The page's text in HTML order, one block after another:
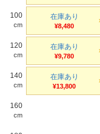
100
cm
在庫あり
¥8,480
120
cm
在庫あり
¥9,780
140
cm
在庫あり
¥13,800
160
cm